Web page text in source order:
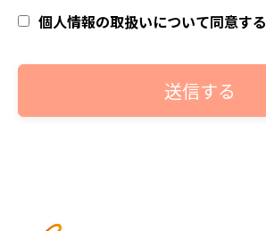
個人情報の取扱いについて同意する